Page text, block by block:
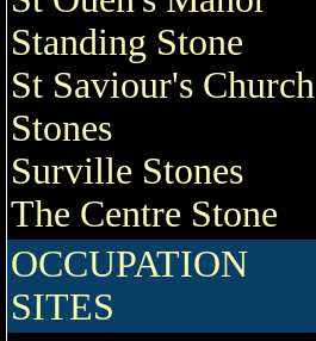
Standing Stone
St Saviour's Church
Stones
Surville Stones
The Centre Stone
OCCUPATION
SITES